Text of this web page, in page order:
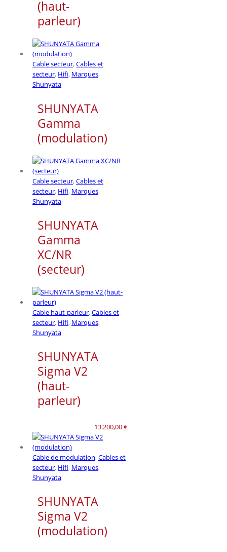
(haut-
parleur)
Cable secteur,Cables et
secteur, Hifi, Marques,
Shunyata
SHUNYATA
Gamma
(modulation)
Cable secteur,Cables et
secteur, Hifi, Marques,
Shunyata
SHUNYATA
Gamma
XC/NR
(secteur)
Cable haut-parleur,Cables et
secteur, Hifi, Marques,
Shunyata
SHUNYATA
Sigma V2
(haut-
parleur)
13.200,00€
Cable de modulation,Cables et
secteur, Hifi, Marques,
Shunyata
SHUNYATA
Sigma V2
(modulation)